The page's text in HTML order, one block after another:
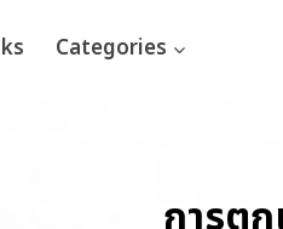
Categories